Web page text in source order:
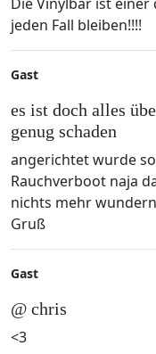
jeden Fall bleiben!!!!
Gast
es ist doch alles
genug schaden
angerichtet wurde
Rauchverboot naja
nichts mehr
Gruß
Gast
@ chris
<3